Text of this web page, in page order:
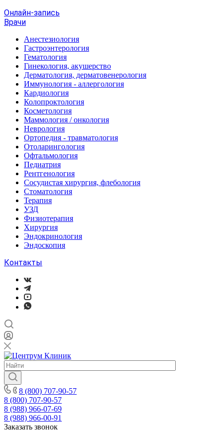
Онлайн-запись
Врачи
Анестезиология
Гастроэнтерология
Гематология
Гинекология, акушерство
Дерматология, дерматовенерология
Иммунология - аллергология
Кардиология
Колопроктология
Косметология
Маммология / онкология
Неврология
Ортопедия - травматология
Отоларингология
Офтальмология
Педиатрия
Рентгенология
Сосудистая хирургия, флебология
Стоматология
Терапия
УЗД
Физиотерапия
Хирургия
Эндокринология
Эндоскопия
Контакты
8 (800) 707-90-57
8 (800) 707-90-57
8 (988) 966-07-69
8 (988) 966-00-91
Заказать звонок